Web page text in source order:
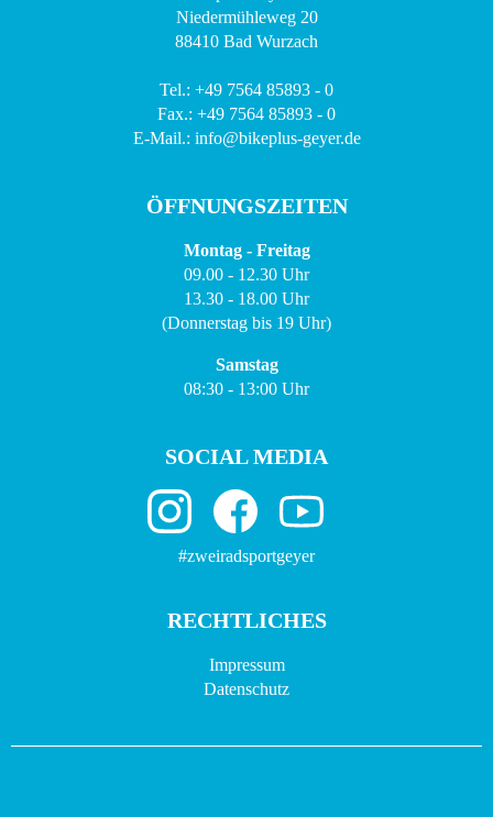
Niedermühleweg 20
88410 Bad Wurzach
Tel.: +49 7564 85893 - 0
Fax.: +49 7564 85893 - 0
E-Mail.: info@bikeplus-geyer.de
ÖFFNUNGSZEITEN
Montag - Freitag
09.00 - 12.30 Uhr
13.30 - 18.00 Uhr
(Donnerstag bis 19 Uhr)
Samstag
08:30 - 13:00 Uhr
SOCIAL MEDIA
#zweiradsportgeyer
RECHTLICHES
Impressum
Datenschutz